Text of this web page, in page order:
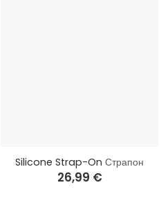
Silicone Strap-On Страпон
26,99 €